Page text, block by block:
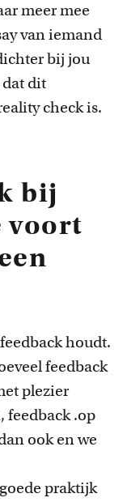
meer mee
van iemand
bij jou
dat dit
checkis.
bij
voort
houdt.
feedback
plezier
feedback .op
ook en we
praktijk